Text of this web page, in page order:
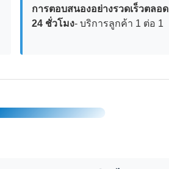
การตอบสนองอย่างรวดเร็วตลอด
24 ชั่วโมง- บริการลูกค้า 1 ต่อ 1